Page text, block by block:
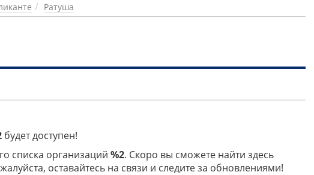
Ратуша
будет доступен!
списка организаций %2. Скоро вы сможете найти здесь
оставайтесь на связи и следите за обновлениями!